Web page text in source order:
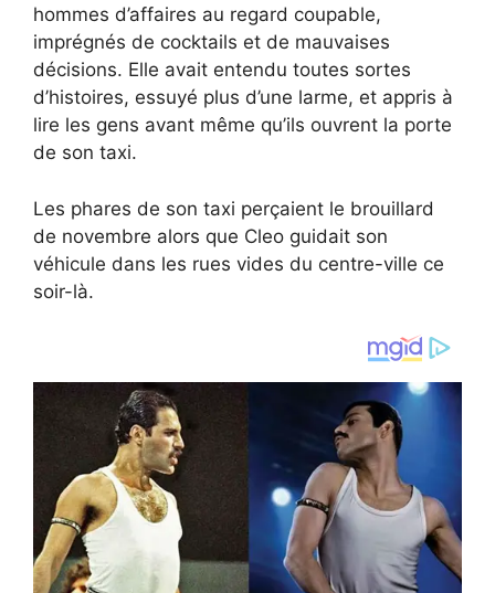
hommes d’affaires au regard coupable,
imprégnés de cocktails et de mauvaises
décisions. Elle avait entendu toutes sortes
d’histoires, essuyé plus d’une larme, et appris à
lire les gens avant même qu’ils ouvrent la porte
de son taxi.
Les phares de son taxi perçaient le brouillard
de novembre alors que Cleo guidait son
véhicule dans les rues vides du centre-ville ce
soir-là.